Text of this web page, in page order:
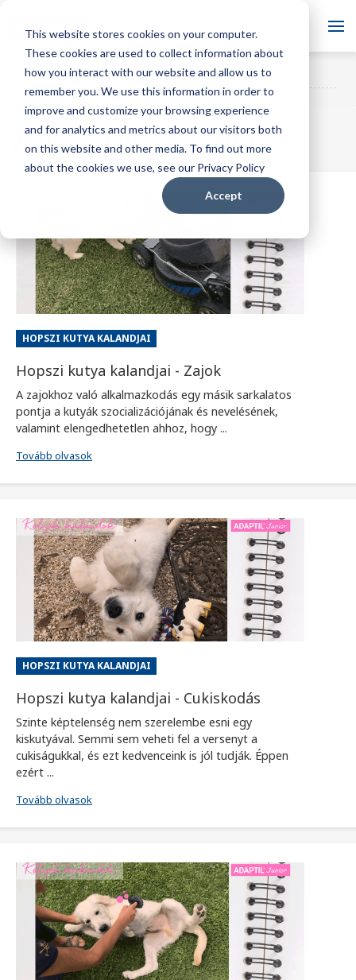
This website stores cookies on your computer.
These cookies are used to collect information about
how you interact with our website and allow us to
remember you. We use this information in order to
improve and customize your browsing experience
and for analytics and metrics about our visitors both
on this website and other media. To find out more
about the cookies we use, see our Privacy Policy
Accept
Blog
ADAPTIL Blog
Szeretnél feliratkozni a
blogunkra? FELIRATKOZÁS
Hopszi Kutya Kalandjai
HOPSZI KUTYA KALANDJAI
Hopszi kutya kalandjai - Zajok
A zajokhoz való alkalmazkodás egy másik sarkalatos
pontja a kutyák szocializációjának és nevelésének,
valamint elengedhetetlen ahhoz, hogy ...
Tovább olvasok
HOPSZI KUTYA KALANDJAI
Hopszi kutya kalandjai - Cukiskodás
Szinte képtelenség nem szerelembe esni egy
kiskutyával. Semmi sem veheti fel a versenyt a
cukiságukkal, és ezt kedvenceink is jól tudják. Éppen
ezért ...
Tovább olvasok